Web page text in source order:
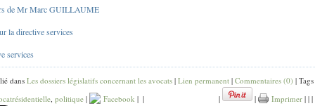
de Mr Marc GUILLAUME
la directive services
services
dans Les dossiers législatifs concernant les avocats | Lien permanent | Commentaires (0) |
politique | Facebook | | | | Imprimer | | |